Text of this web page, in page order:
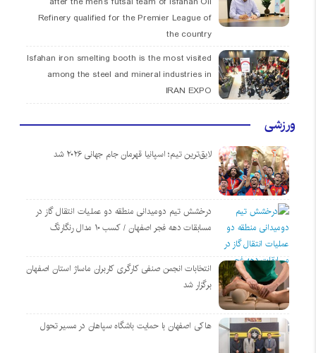
Refinery qualified for the Premier League of
the country
Isfahan iron smelting booth is the most visited
among the steel and mineral industries in
IRAN EXPO
ورزشی
لایق‌ترین تیم؛ اسپانیا قهرمان جام جهانی ۲۰۲۶ شد
درخشش تیم دومیدانی منطقه دو عملیات انتقال گاز در
مسابقات دهه فجر اصفهان / کسب ۱۰ مدال رنگارنگ
انتخابات انجمن صنفی کارگری کاربران ماساژ استان اصفهان
برگزار شد
هاکی اصفهان با حمایت باشگاه سپاهان در مسیر تحول